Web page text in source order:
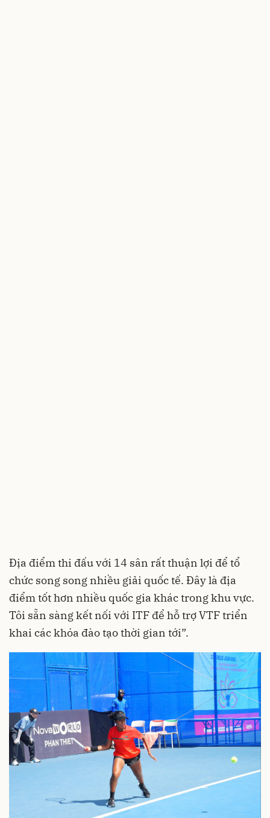
Địa điểm thi đấu với 14 sân rất thuận lợi để tổ
chức song song nhiều giải quốc tế. Đây là địa
điểm tốt hơn nhiều quốc gia khác trong khu vực.
Tôi sẵn sàng kết nối với ITF để hỗ trợ VTF triển
khai các khóa đào tạo thời gian tới”.